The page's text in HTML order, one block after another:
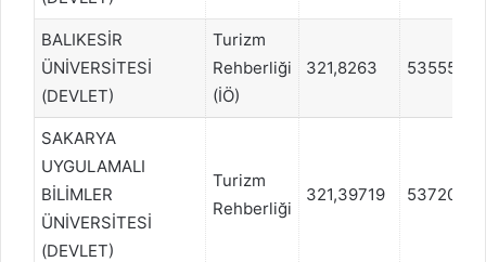
BALIKESİR
ÜNİVERSİTESİ
(DEVLET)
Turizm
Rehberliği
(İÖ)
321,8263 53555
SAKARYA
UYGULAMALI
BİLİMLER
ÜNİVERSİTESİ
(DEVLET)
Turizm
Rehberliği
321,39719 53720